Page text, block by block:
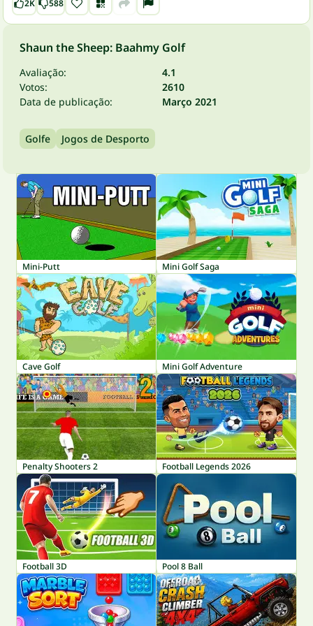
2K 588
Shaun the Sheep: Baahmy Golf
Avaliação:
4.1
Votos:
2610
Data de publicação:
Março 2021
Golfe Jogos de Desporto
Mini-Putt Mini Golf Saga
Cave Golf Mini Golf Adventure
Penalty Shooters 2 Football Legends 2026
Football 3D Pool 8 Ball